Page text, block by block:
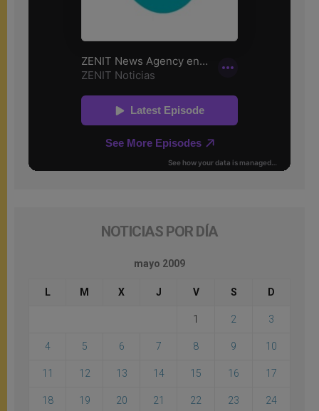
NOTICIAS POR DÍA
mayo 2009
L M X J V S D
1 2 3
4 5 6 7 8 9 10
11 12 13 14 15 16 17
18 19 20 21 22 23 24